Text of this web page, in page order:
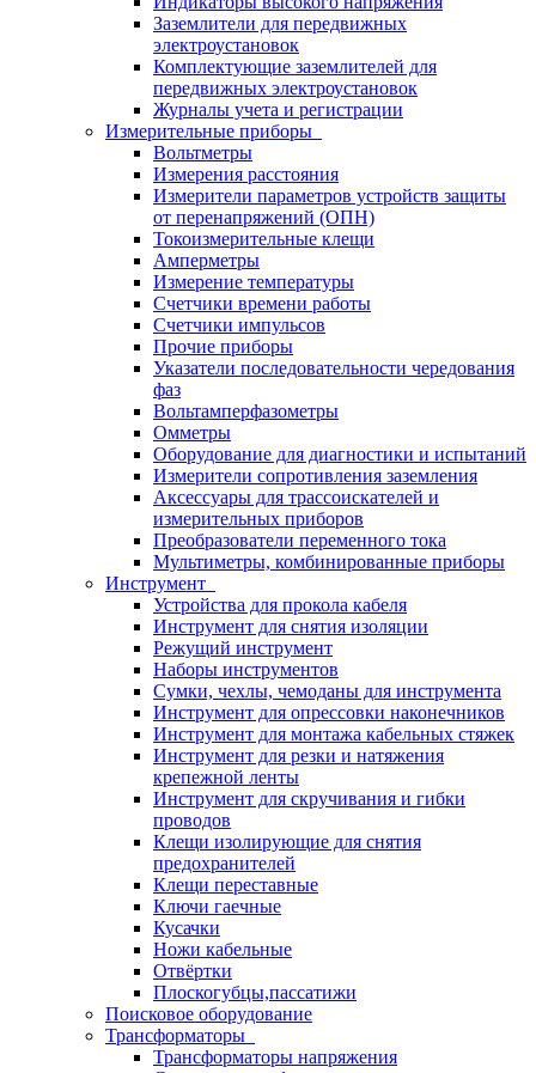
Заземлители для передвижных
электроустановок
Комплектующие заземлителей для
передвижных электроустановок
Журналы учета и регистрации
Измерительные приборы
Вольтметры
Измерения расстояния
Измерители параметров устройств защиты
от перенапряжений (ОПН)
Токоизмерительные клещи
Амперметры
Измерение температуры
Счетчики времени работы
Счетчики импульсов
Прочие приборы
Указатели последовательности чередования
фаз
Вольтамперфазометры
Омметры
Оборудование для диагностики и испытаний
Измерители сопротивления заземления
Аксессуары для трассоискателей и
измерительных приборов
Преобразователи переменного тока
Мультиметры, комбинированные приборы
Инструмент
Устройства для прокола кабеля
Инструмент для снятия изоляции
Режущий инструмент
Наборы инструментов
Сумки, чехлы, чемоданы для инструмента
Инструмент для опрессовки наконечников
Инструмент для монтажа кабельных стяжек
Инструмент для резки и натяжения
крепежной ленты
Инструмент для скручивания и гибки
проводов
Клещи изолирующие для снятия
предохранителей
Клещи переставные
Ключи гаечные
Кусачки
Ножи кабельные
Отвёртки
Плоскогубцы,пассатижи
Поисковое оборудование
Трансформаторы
Трансформаторы напряжения